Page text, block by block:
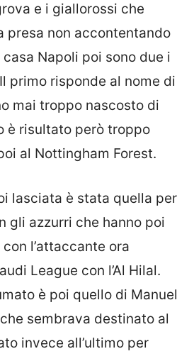
e i giallorossi che
presa non accontentando
Napoli poi sono due i
primo risponde al nome di
mai troppo nascosto di
è risultato però troppo
al Nottingham Forest.
lasciata è stata quella per
gli azzurri che hanno poi
l’attaccante ora
League con l’Al Hilal.
è poi quello di Manuel
sembrava destinato al
invece all’ultimo per